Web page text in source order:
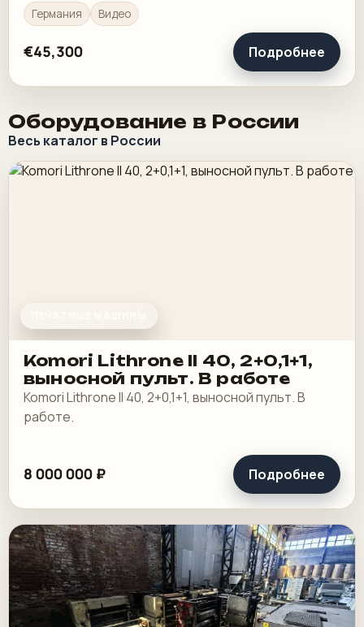
Германия Видео
€45,300 Подробнее
Оборудование в России
Весь каталог в России
Komori Lithrone II 40, 2+0,1+1,
выносной пульт. В работе
Komori Lithrone II 40, 2+0,1+1, выносной пульт. В
работе.
8 000 000 ₽ Подробнее